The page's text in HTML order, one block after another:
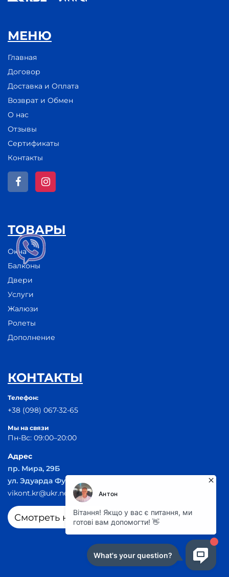
МЕНЮ
Главная
Договор
Доставка и Оплата
Возврат и Обмен
О нас
Отзывы
Сертификаты
Контакты
ТОВАРЫ
Окна
Балконы
Двери
Услуги
Жалюзи
Ролеты
Дополнение
КОНТАКТЫ
Телефон:
+38 (098) 067-32-65
Мы на связи
Пн-Вс: 09:00–20:00
Адрес
пр. Мира, 29Б
ул. Эдуарда Фукса 55
vikont.kr@ukr.net
Смотреть на карте